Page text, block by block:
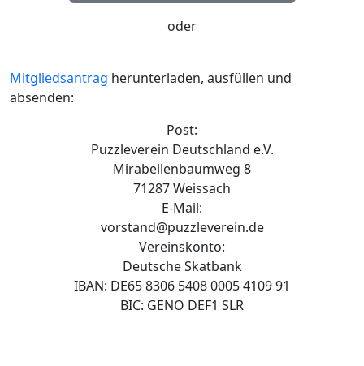
oder
Mitgliedsantrag herunterladen, ausfüllen und
absenden:
Post:
Puzzleverein Deutschland e.V.
Mirabellenbaumweg 8
71287 Weissach
E-Mail:
vorstand@puzzleverein.de
Vereinskonto:
Deutsche Skatbank
IBAN: DE65 8306 5408 0005 4109 91
BIC: GENO DEF1 SLR